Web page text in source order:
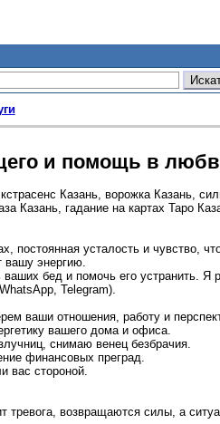
и помощь в
Казань, ворожка Казань,
Казань, гадание на картах Таро
усталость и чувство,
вашу энергию.
бед и помочь его устранить. Я
Telegram).
ваши отношения, работу и
вашего дома и офиса.
снимаю венец безбрачия.
финансовых преград.
вас стороной.
возвращаются силы, а